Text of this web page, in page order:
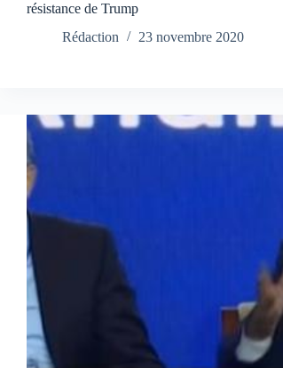
résistance de Trump
Rédaction
23 novembre 2020